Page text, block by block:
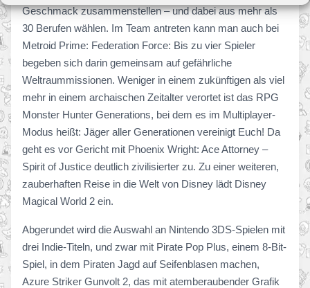
Geschmack zusammenstellen – und dabei aus mehr als
30 Berufen wählen. Im Team antreten kann man auch bei
Metroid Prime: Federation Force: Bis zu vier Spieler
begeben sich darin gemeinsam auf gefährliche
Weltraummissionen. Weniger in einem zukünftigen als viel
mehr in einem archaischen Zeitalter verortet ist das RPG
Monster Hunter Generations, bei dem es im Multiplayer-
Modus heißt: Jäger aller Generationen vereinigt Euch! Da
geht es vor Gericht mit Phoenix Wright: Ace Attorney –
Spirit of Justice deutlich zivilisierter zu. Zu einer weiteren,
zauberhaften Reise in die Welt von Disney lädt Disney
Magical World 2 ein.
Abgerundet wird die Auswahl an Nintendo 3DS-Spielen mit
drei Indie-Titeln, und zwar mit Pirate Pop Plus, einem 8-Bit-
Spiel, in dem Piraten Jagd auf Seifenblasen machen,
Azure Striker Gunvolt 2, das mit atemberaubender Grafik